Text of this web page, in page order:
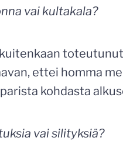
vai kultakala?
ettei homma
kohdasta
vai silityksiä?